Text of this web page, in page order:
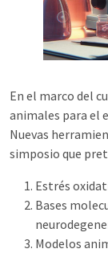
En el marco del
animales para el
Nuevas
simposio que
Estrés
Bases
Modelos